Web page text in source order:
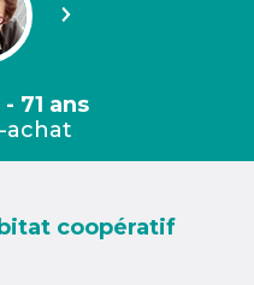
Suivant
71 ans
achat
coopératif